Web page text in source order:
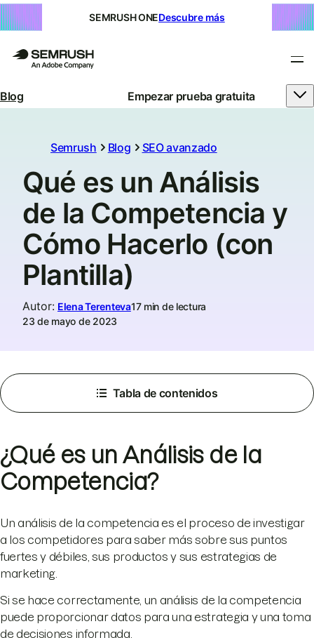
SEMRUSH ONEDescubre más
Blog Empezar prueba gratuita
Semrush Blog SEO avanzado
Qué es un Análisis
de la Competencia y
Cómo Hacerlo (con
Plantilla)
Autor: Elena Terenteva17 min de lectura
23 de mayo de 2023
Tabla de contenidos
¿Qué es un Análisis de la
Competencia?
Un análisis de la competencia es el proceso de investigar
a los competidores para saber más sobre sus puntos
fuertes y débiles, sus productos y sus estrategias de
marketing.
Si se hace correctamente, un análisis de la competencia
puede proporcionar datos para una estrategia y una toma
de decisiones informada.